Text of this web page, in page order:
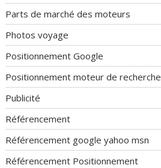
Parts de marché des moteurs
Photos voyage
Positionnement Google
Positionnement moteur de recherche
Publicité
Référencement
Référencement google yahoo msn
Référencement Positionnement